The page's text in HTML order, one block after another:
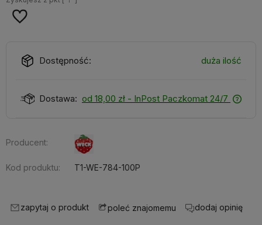
Dostępność: duża ilość
Dostawa: od 18,00 zł - InPost Paczkomat 24/7
Producent:
Kod produktu: T1-WE-784-100P
zapytaj o produkt poleć znajomemu dodaj opinię